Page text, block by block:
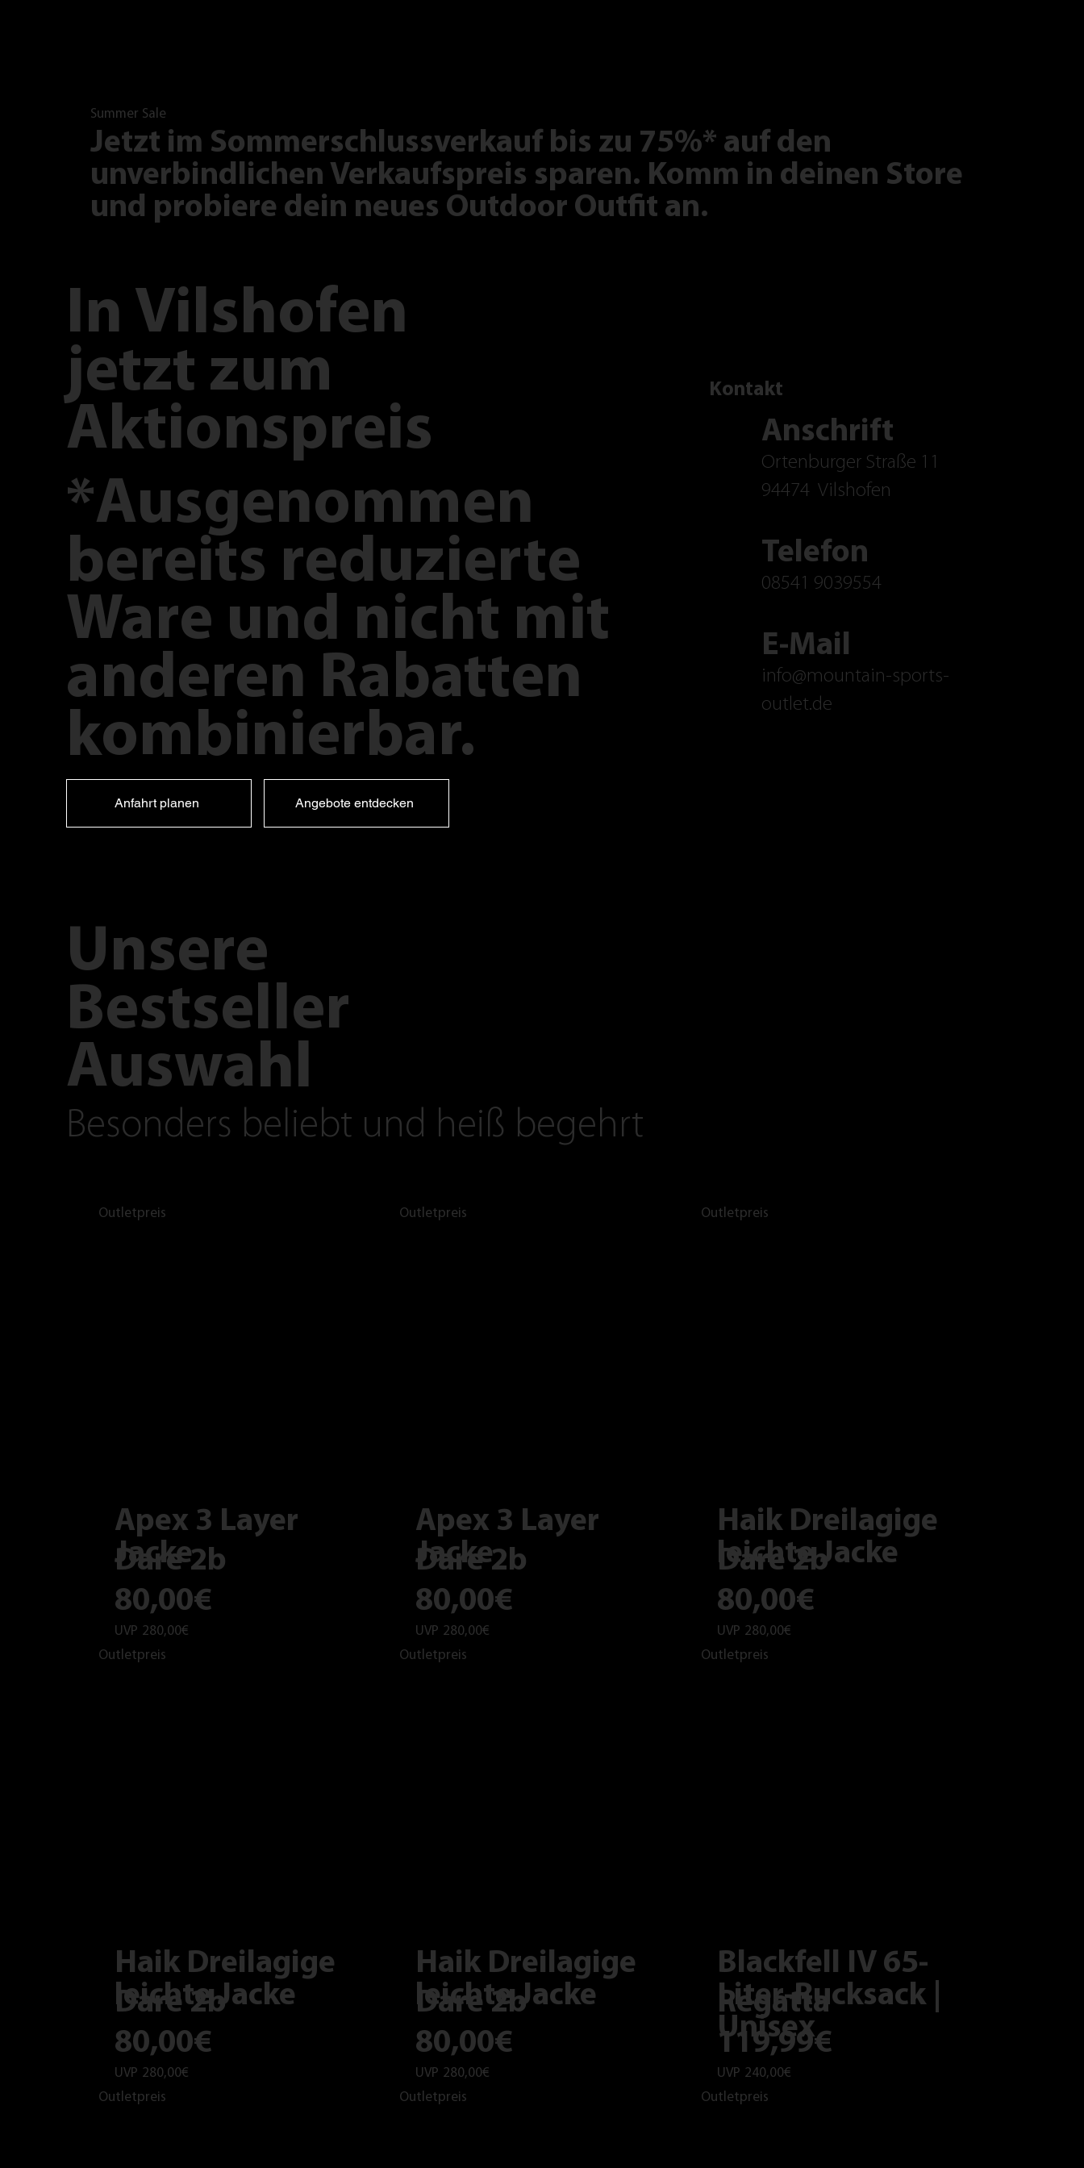
Apex 3 Layer
Jacke
Dare 2b
80,00€
UVP 280,00€
Outletpreis
Apex 3 Layer
Jacke
Dare 2b
80,00€
UVP 280,00€
Outletpreis
Haik Dreilagige
leichte Jacke
Dare 2b
80,00€
UVP 280,00€
Outletpreis
Haik Dreilagige
leichte Jacke
Dare 2b
80,00€
UVP 280,00€
Outletpreis
Haik Dreilagige
leichte Jacke
Dare 2b
80,00€
UVP 280,00€
Outletpreis
Blackfell IV 65-
Liter-Rucksack |
Unisex
Regatta
119,99€
UVP 240,00€
Outletpreis
Outletpreis Outletpreis Outletpreis
Bestseller
Auswahl
Unsere
Besonders beliebt und heiß begehrt
jetzt zum
Aktionspreis
In Vilshofen
Angebote entdecken
Anfahrt planen
*Ausgenommen
bereits reduzierte
Ware und nicht mit
anderen Rabatten
kombinierbar.
Kontakt
08541 9039554
Telefon
info@mountain-sports-
outlet.de
E-Mail
Vilshofen
94474
Ortenburger Straße 11
Anschrift
Jetzt im Sommerschlussverkauf bis zu 75%* auf den
unverbindlichen Verkaufspreis sparen. Komm in deinen Store
und probiere dein neues Outdoor Outfit an.
Summer Sale